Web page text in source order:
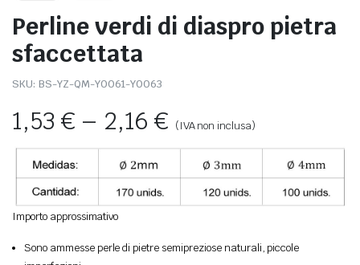
Perline verdi di diaspro pietra
sfaccettata
SKU: BS-YZ-QM-Y0061-Y0063
1,53€ – 2,16€ (IVA non inclusa)
Importo approssimativo
Sono ammesse perle di pietre semipreziose naturali, piccole